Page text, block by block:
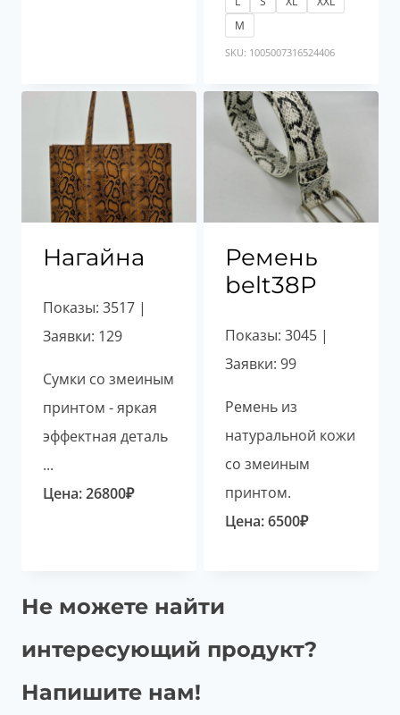
М
SKU: 1005007316524406
Нагайна
Показы: 3517 |
Заявки: 129
Сумки со змеиным
принтом - яркая
эффектная деталь
...
Цена:26800₽
Ремень
belt38P
Показы: 3045 |
Заявки: 99
Ремень из
натуральной кожи
со змеиным
принтом.
Цена:6500₽
Не можете найти
интересующий продукт?
Напишите нам!